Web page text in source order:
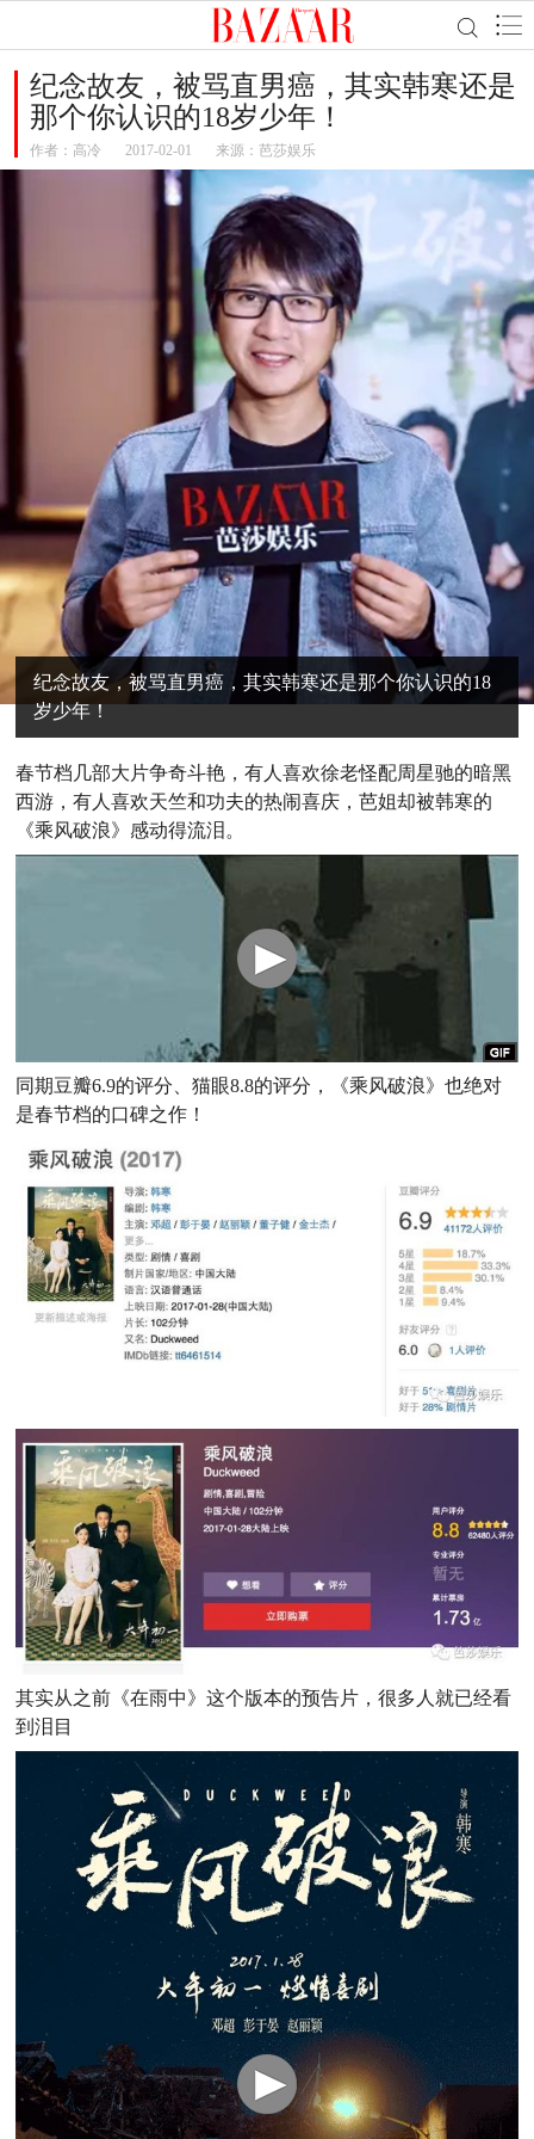
纪念故友，被骂直男癌，其实韩寒还是
那个你认识的18岁少年！
作者： 高冷 2017-02-01 来源：芭莎娱乐
纪念故友，被骂直男癌，其实韩寒还是那个你认识的18
岁少年！
春节档几部大片争奇斗艳，有人喜欢徐老怪配周星驰的暗黑
西游，有人喜欢天竺和功夫的热闹喜庆，芭姐却被韩寒的
《乘风破浪》感动得流泪。
同期豆瓣6.9的评分、猫眼8.8的评分，《乘风破浪》也绝对
是春节档的口碑之作！
其实从之前《在雨中》这个版本的预告片，很多人就已经看
到泪目